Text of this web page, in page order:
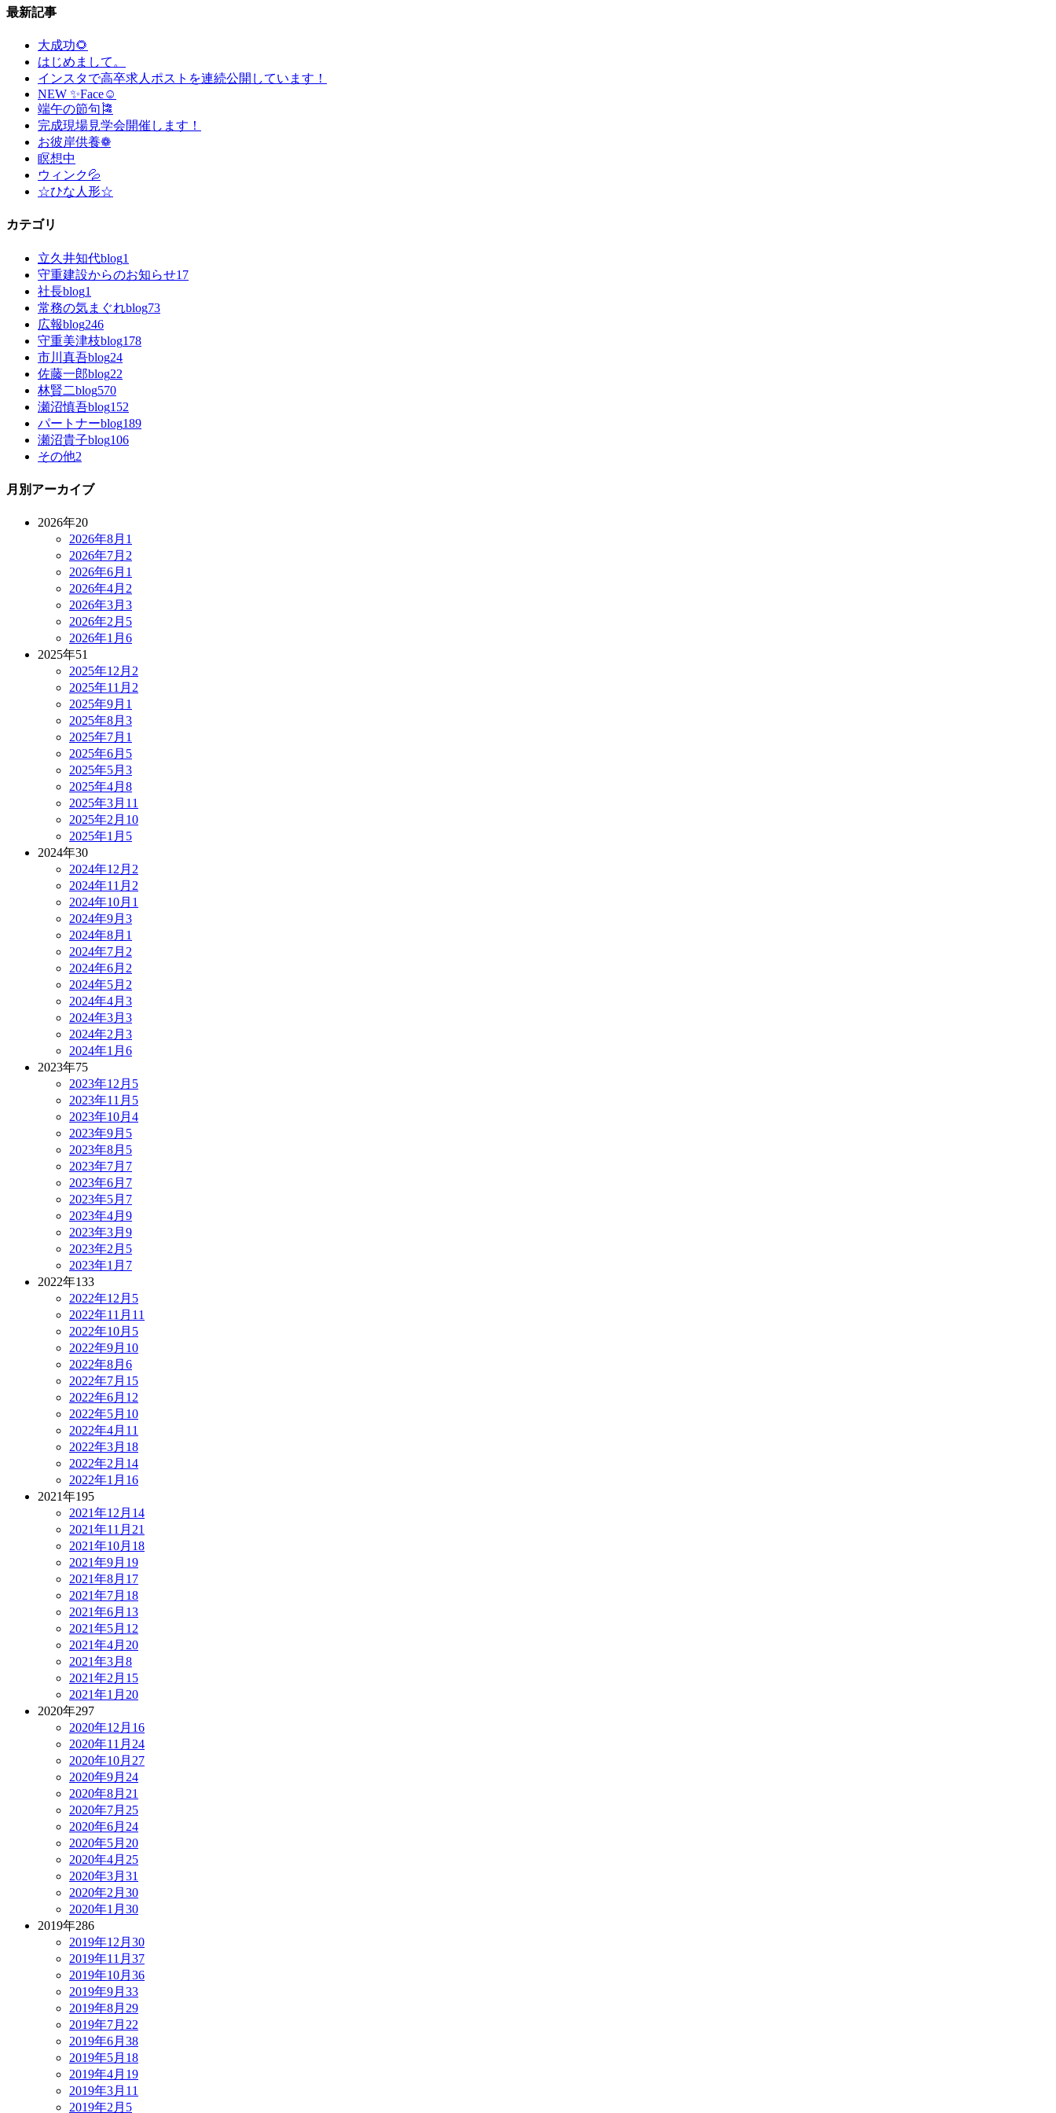
最新記事
大成功🌻
はじめまして。
インスタで高卒求人ポストを連続公開しています！
NEW ✨Face☺
端午の節句🎏
完成現場見学会開催します！
お彼岸供養❁
瞑想中
ウィンク💦
☆ひな人形☆
カテゴリ
立久井知代blog1
守重建設からのお知らせ17
社長blog1
常務の気まぐれblog73
広報blog246
守重美津枝blog178
市川真吾blog24
佐藤一郎blog22
林賢二blog570
瀬沼慎吾blog152
パートナーblog189
瀬沼貴子blog106
その他2
月別アーカイブ
2026年20
2026年8月 1
2026年7月 2
2026年6月 1
2026年4月 2
2026年3月 3
2026年2月 5
2026年1月 6
2025年51
2025年12月 2
2025年11月 2
2025年9月 1
2025年8月 3
2025年7月 1
2025年6月 5
2025年5月 3
2025年4月 8
2025年3月 11
2025年2月 10
2025年1月 5
2024年30
2024年12月 2
2024年11月 2
2024年10月 1
2024年9月 3
2024年8月 1
2024年7月 2
2024年6月 2
2024年5月 2
2024年4月 3
2024年3月 3
2024年2月 3
2024年1月 6
2023年75
2023年12月 5
2023年11月 5
2023年10月 4
2023年9月 5
2023年8月 5
2023年7月 7
2023年6月 7
2023年5月 7
2023年4月 9
2023年3月 9
2023年2月 5
2023年1月 7
2022年133
2022年12月 5
2022年11月 11
2022年10月 5
2022年9月 10
2022年8月 6
2022年7月 15
2022年6月 12
2022年5月 10
2022年4月 11
2022年3月 18
2022年2月 14
2022年1月 16
2021年195
2021年12月 14
2021年11月 21
2021年10月 18
2021年9月 19
2021年8月 17
2021年7月 18
2021年6月 13
2021年5月 12
2021年4月 20
2021年3月 8
2021年2月 15
2021年1月 20
2020年297
2020年12月 16
2020年11月 24
2020年10月 27
2020年9月 24
2020年8月 21
2020年7月 25
2020年6月 24
2020年5月 20
2020年4月 25
2020年3月 31
2020年2月 30
2020年1月 30
2019年286
2019年12月 30
2019年11月 37
2019年10月 36
2019年9月 33
2019年8月 29
2019年7月 22
2019年6月 38
2019年5月 18
2019年4月 19
2019年3月 11
2019年2月 5